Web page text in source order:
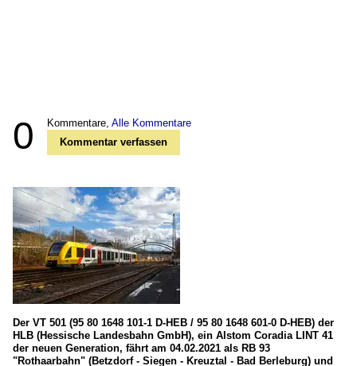
0 Kommentare, Alle Kommentare
Kommentar verfassen
Der VT 501 (95 80 1648 101-1 D-HEB / 95 80 1648 601-0 D-HEB) der
HLB (Hessische Landesbahn GmbH), ein Alstom Coradia LINT 41
der neuen Generation, fährt am 04.02.2021 als RB 93
"Rothaarbahn" (Betzdorf - Siegen - Kreuztal - Bad Berleburg) und